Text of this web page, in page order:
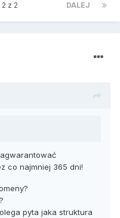
DALEJ
z 2
co najmniej 365 dni!
pyta jaka struktura